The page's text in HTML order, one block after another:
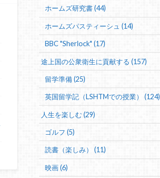
ホームズ研究書 (44)
ホームズパスティーシュ (14)
BBC "Sherlock" (17)
途上国の公衆衛生に貢献する (157)
留学準備 (25)
英国留学記（LSHTMでの授業） (124)
人生を楽しむ (29)
ゴルフ (5)
読書（楽しみ） (11)
映画 (6)